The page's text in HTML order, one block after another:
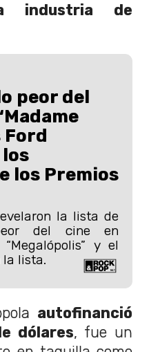
industria de
peor del
Ford
los Premios
la lista de
del cine en
“Megalópolis” y el
la lista.
autofinanció
dólares, fue un